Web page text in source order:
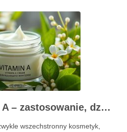
Maść z witaminą A – zastosowanie, działanie i bezpieczeństwo stosowania
wszechstronny kosmetyk,